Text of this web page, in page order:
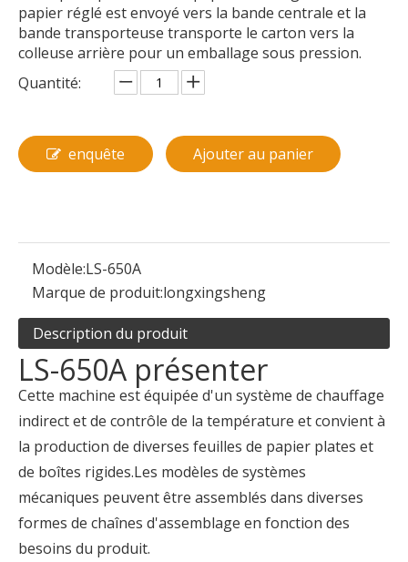
papier réglé est envoyé vers la bande centrale et la
bande transporteuse transporte le carton vers la
colleuse arrière pour un emballage sous pression.
Quantité:
enquête Ajouter au panier
Modèle:LS-650A
Marque de produit:longxingsheng
Description du produit
LS-650A présenter
Cette machine est équipée d'un système de chauffage
indirect et de contrôle de la température et convient à
la production de diverses feuilles de papier plates et
de boîtes rigides.Les modèles de systèmes
mécaniques peuvent être assemblés dans diverses
formes de chaînes d'assemblage en fonction des
besoins du produit.